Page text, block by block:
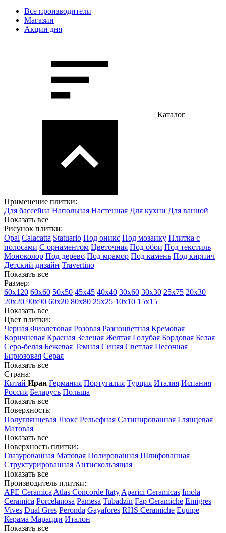
Все производители
Магазин
Акции дня
Каталог
Применение плитки:
Для бассейна Напольная Настенная Для кухни Для ванной
Показать все
Рисунок плитки:
Opal Calacatta Statuario Под оникс Под мозаику Плитка с
полосами С орнаментом Цветочная Под обои Под текстиль
Моноколор Под дерево Под мрамор Под камень Под кирпич
Детский дизайн Travertino
Показать все
Размер:
60х120 60х60 50х50 45х45 40х40 30х60 30х30 25х75 20х30
20х20 90х90 60х20 80х80 25x25 10х10 15х15
Показать все
Цвет плитки:
Черная Фиолетовая Розовая Разноцветная Кремовая
Коричневая Красная Зеленая Желтая Голубая Бордовая Белая
Cеро-белая Бежевая Темная Синяя Светлая Песочная
Бирюзовая Серая
Показать все
Страна:
Китай Иран Германия Португалия Турция Италия Испания
Россия Беларусь Польша
Показать все
Поверхность:
Полуглянцевая Люкс Рельефная Сатинированная Глянцевая
Матовая
Показать все
Поверхность плитки:
Глазурованная Матовая Полированная Шлифованная
Структурированная Антискользящая
Показать все
Производитель плитки:
APE Ceramica Atlas Concorde Itaty Aparici Ceramicas Imola
Ceramica Porcelanosa Pamesa Tubadzin Fap Ceramiche Emigres
Vives Dual Gres Peronda Gayafores RHS Ceramiche Equipe
Керама Марацци Италон
Показать все